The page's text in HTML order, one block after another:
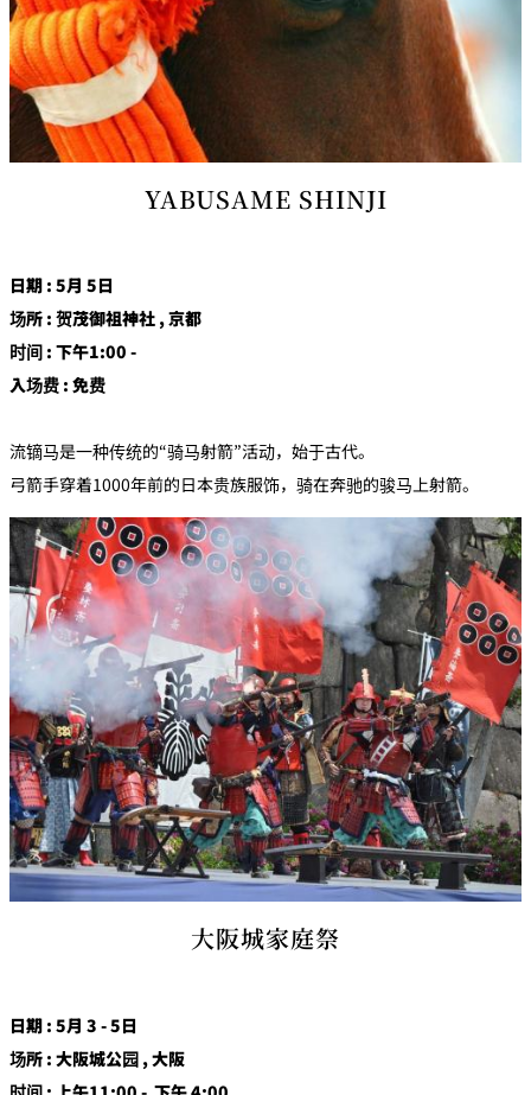
YABUSAME SHINJI
日期 : 5月 5日
场所 : 贺茂御祖神社 , 京都
时间 : 下午1:00 -
入场费 : 免费
流镝马是一种传统的“骑马射箭”活动，始于古代。
弓箭手穿着1000年前的日本贵族服饰，骑在奔驰的骏马上射箭。
大阪城家庭祭
日期 : 5月 3 - 5日
场所 : 大阪城公园 , 大阪